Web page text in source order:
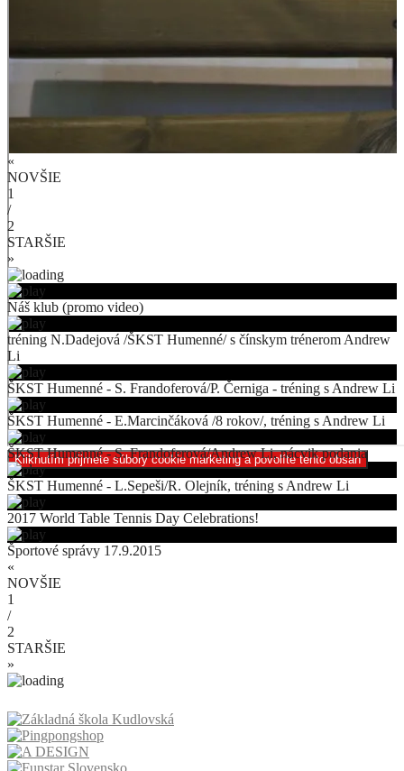
Kliknutím prijmete súbory cookie marketing a povolíte tento obsah
«
NOVŠIE
1
/
2
STARŠIE
»
Náš klub (promo video)
tréning N.Dadejová /ŠKST Humenné/ s čínskym trénerom Andrew
Li
ŠKST Humenné - S. Frandoferová/P. Černiga - tréning s Andrew Li
ŠKST Humenné - E.Marcinčáková /8 rokov/, tréning s Andrew Li
ŠKST Humenné - S. Frandoferová/Andrew Li, nácvik podania
ŠKST Humenné - L.Sepeši/R. Olejník, tréning s Andrew Li
2017 World Table Tennis Day Celebrations!
Športové správy 17.9.2015
«
NOVŠIE
1
/
2
STARŠIE
»